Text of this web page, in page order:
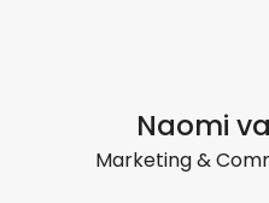
Naomi
Marketing &